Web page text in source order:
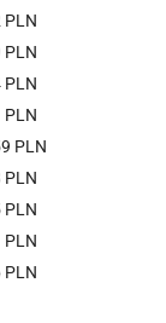
PLN
PLN
PLN
PLN
PLN
PLN
PLN
PLN
PLN